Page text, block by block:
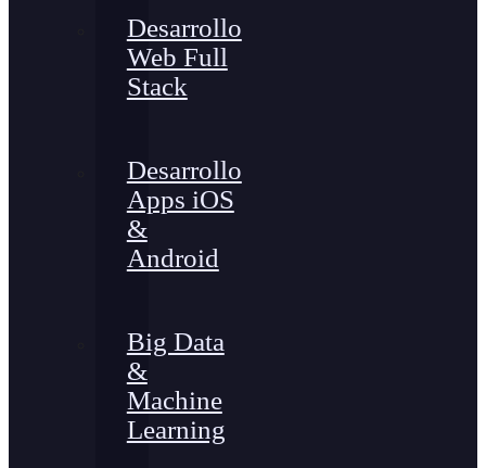
Desarrollo
Web Full
Stack
Desarrollo
Apps iOS
&
Android
Big Data
&
Machine
Learning